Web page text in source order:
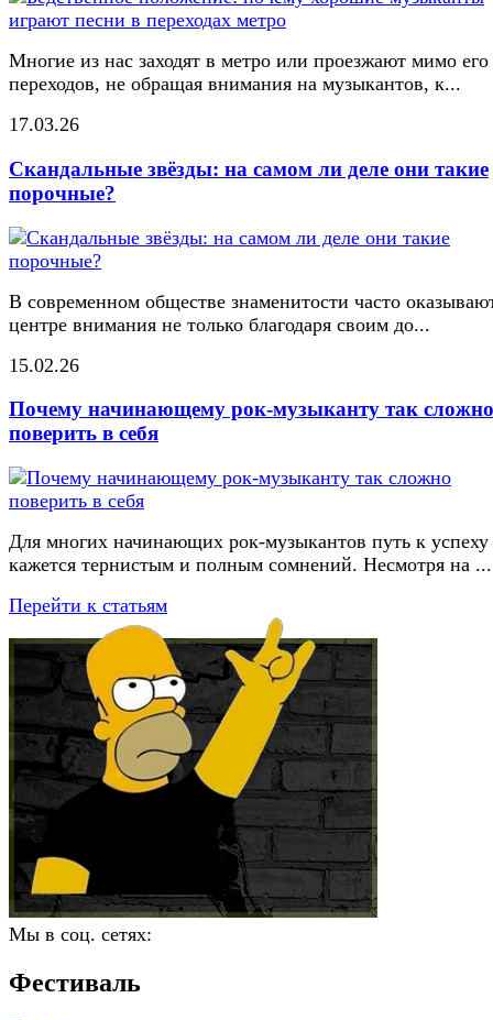
Многие из нас заходят в метро или проезжают мимо его
переходов, не обращая внимания на музыкантов, к...
17.03.26
Скандальные звёзды: на самом ли деле они такие
порочные?
В современном обществе знаменитости часто
центре внимания не только благодаря своим до...
15.02.26
Почему начинающему рок-музыканту так сложно
поверить в себя
Для многих начинающих рок-музыкантов путь к успеху
кажется тернистым и полным сомнений. Несмотря на ...
Перейти к статьям
Мы в соц. сетях:
Фестиваль